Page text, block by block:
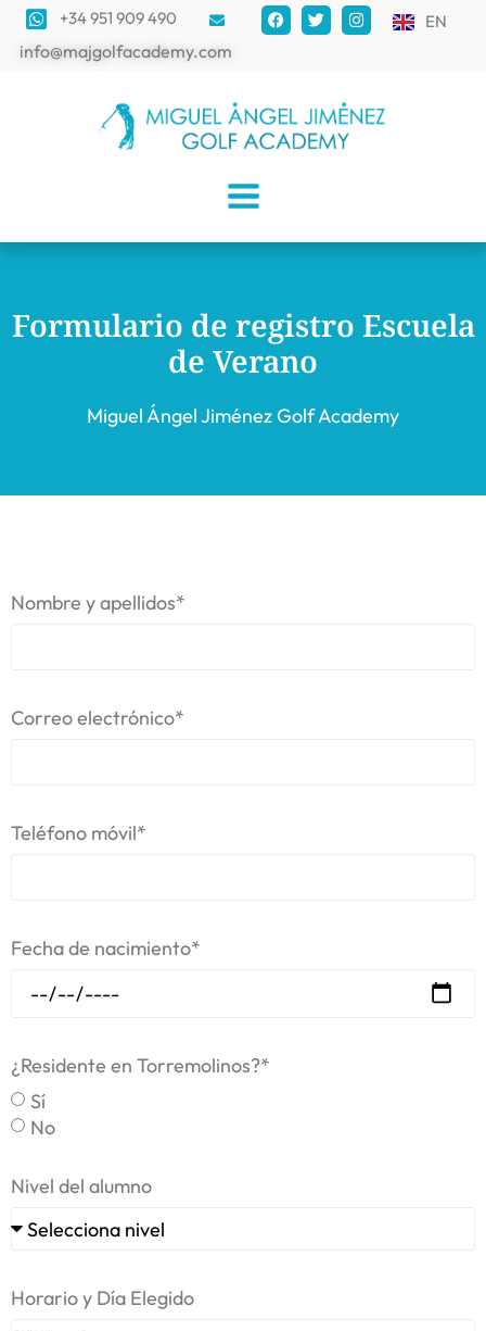
+34 951 909 490
info@majgolfacademy.com
EN
Formulario de registro Escuela
de Verano
Miguel Ángel Jiménez Golf Academy
Nombre y apellidos*
Correo electrónico*
Teléfono móvil*
Fecha de nacimiento*
¿Residente en Torremolinos?*
Sí
No
Nivel del alumno
Horario y Día Elegido